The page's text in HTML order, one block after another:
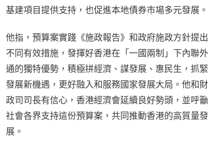
基建項目提供支持，也促進本地債券市場多元發展。
他指，預算案實踐《施政報告》和政府施政方針提出
不同有效措施，發揮好香港在「一國兩制」下內聯外
通的獨特優勢，積極拼經濟、謀發展、惠民生，抓緊
發展新機遇，更好融入和服務國家發展大局。他和財
政司司長有信心，香港經濟會延續良好勢頭，並呼籲
社會各界支持這份預算案，共同推動香港的高質量發
展。